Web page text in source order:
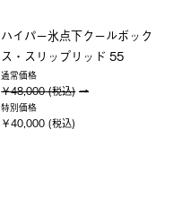
ハイパー氷点下クールボック
ス・スリップリッド 55
通常価格
￥48,000 (税込)
特別価格
￥40,000 (税込)